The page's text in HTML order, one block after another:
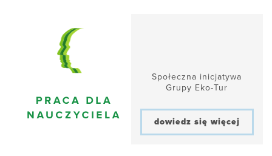
Społeczna inicjatywa
Grupy Eko-Tur
dowiedz się więcej